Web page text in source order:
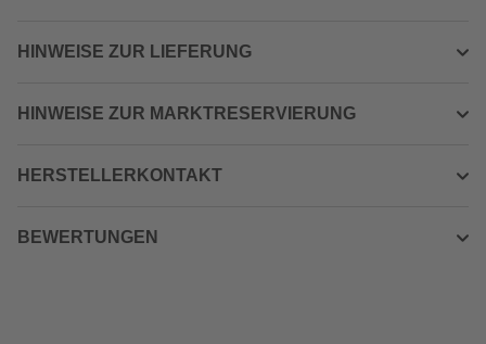
HINWEISE ZUR LIEFERUNG
HINWEISE ZUR MARKTRESERVIERUNG
HERSTELLERKONTAKT
BEWERTUNGEN